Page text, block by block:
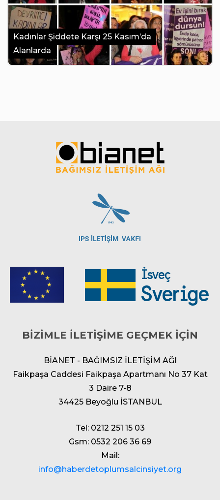
Kadınlar Şiddete Karşı 25 Kasım’da
Alanlarda
BİZİMLE İLETİŞİME GEÇMEK İÇİN
BİANET - BAĞIMSIZ İLETİŞİM AĞI
Faikpaşa Caddesi Faikpaşa Apartmanı No 37 Kat
3 Daire 7-8
34425 Beyoğlu İSTANBUL
Tel: 0212 251 15 03
Gsm: 0532 206 36 69
Mail:
info@haberdetoplumsalcinsiyet.org